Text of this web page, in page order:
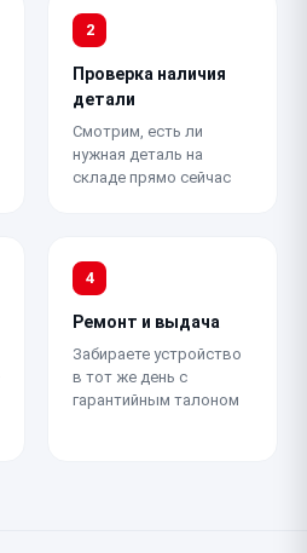
2
Проверка наличия
детали
Смотрим, есть ли
нужная деталь на
складе прямо сейчас
4
Ремонт и выдача
Забираете устройство
в тот же день с
гарантийным талоном